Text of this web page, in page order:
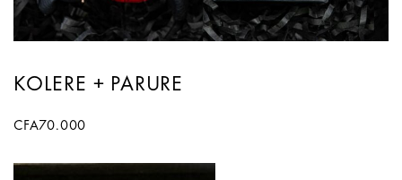
KOLERE + PARURE
CFA70.000